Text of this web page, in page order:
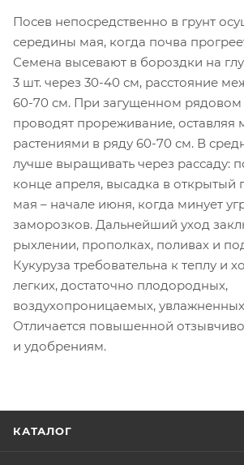
Посев непосредственно в грунт
середины мая, когда почва
Семена высевают в бороздки на
3 шт. через 30-40 см, расстояние
60-70 см. При загущенном рядовом
проводят прореживание, оставляя
растениями в ряду 60-70 см. В
лучше выращивать через рассаду:
конце апреля, высадка в открытый
мая – начале июня, когда минует
заморозков. Дальнейший уход
рыхлении, прополках, поливах и
Кукуруза требовательна к теплу и
легких, достаточно плодородных,
воздухопроницаемых,
Отличается повышенной
и удобрениям.
КАТАЛОГ